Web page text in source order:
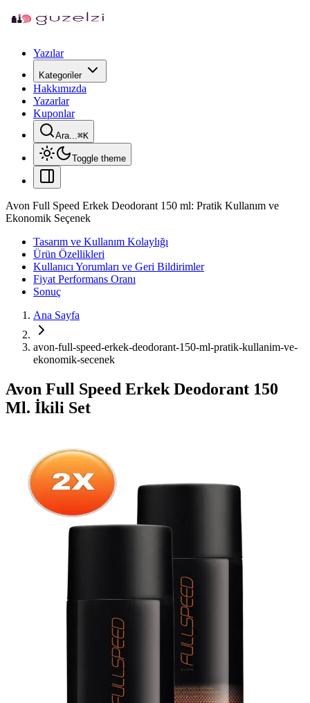
Yazılar
Kategoriler
Hakkımızda
Yazarlar
Kuponlar
Ara...⌘K
Toggle theme
Avon Full Speed Erkek Deodorant 150 ml: Pratik Kullanım ve
Ekonomik Seçenek
Tasarım ve Kullanım Kolaylığı
Ürün Özellikleri
Kullanıcı Yorumları ve Geri Bildirimler
Fiyat Performans Oranı
Sonuç
Ana Sayfa
avon-full-speed-erkek-deodorant-150-ml-pratik-kullanim-ve-
ekonomik-secenek
Avon Full Speed Erkek Deodorant 150
Ml. İkili Set